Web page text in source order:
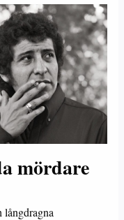
mördare
långdragna